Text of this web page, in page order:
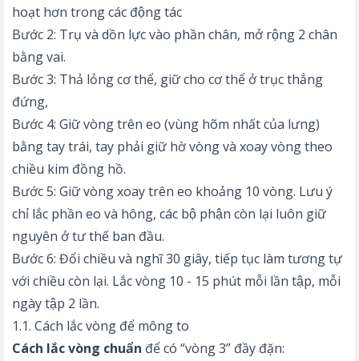
hoạt hơn trong các động tác
Bước 2: Trụ và dồn lực vào phần chân, mở rộng 2 chân
bằng vai.
Bước 3: Thả lỏng cơ thể, giữ cho cơ thể ở trục thẳng
đứng,
Bước 4: Giữ vòng trên eo (vùng hõm nhất của lưng)
bằng tay trái, tay phải giữ hờ vòng và xoay vòng theo
chiều kim đồng hồ.
Bước 5: Giữ vòng xoay trên eo khoảng 10 vòng. Lưu ý
chỉ lắc phần eo và hông, các bộ phận còn lại luôn giữ
nguyên ở tư thế ban đầu.
Bước 6: Đổi chiều và nghĩ 30 giây, tiếp tục làm tương tự
với chiều còn lại. Lắc vòng 10 - 15 phút mỗi lần tập, mỗi
ngày tập 2 lần.
1.1. Cách lắc vòng để mông to
Cách lắc vòng chuẩn để có “vòng 3” đầy đặn: